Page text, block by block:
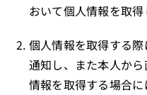
おいて個人情報を取得
個人情報を取得する
通知し、また本人か
情報を取得する場合